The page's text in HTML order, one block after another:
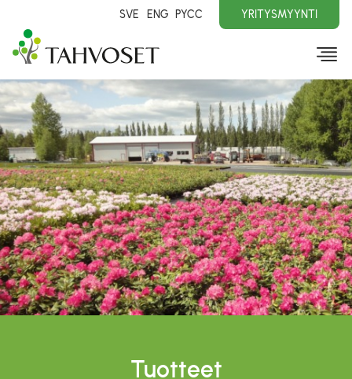
SVE ENG PYCC YRITYSMYYNTI
Tuotteet